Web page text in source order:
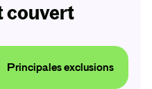
couvert
Principales exclusions